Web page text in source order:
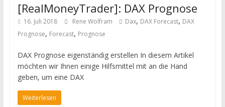
[RealMoneyTrader]: DAX Prognose
16. Juli 2018 Rene Wolfram Dax, DAX Forecast, DAX
Prognose, Forecast, Prognose
DAX Prognose eigenständig erstellen In diesem Artikel
möchten wir Ihnen einige Hilfsmittel mit an die Hand
geben, um eine DAX
Weiterlesen